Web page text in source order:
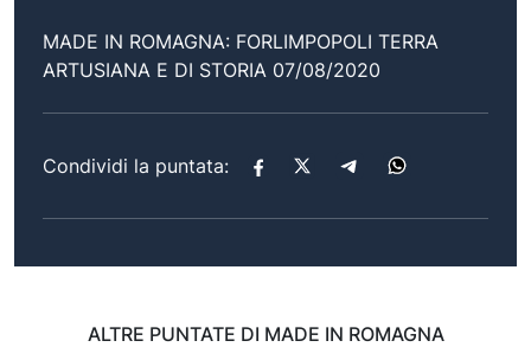
MADE IN ROMAGNA: FORLIMPOPOLI TERRA
ARTUSIANA E DI STORIA 07/08/2020
Condividi la puntata:
ALTRE PUNTATE DI MADE IN ROMAGNA